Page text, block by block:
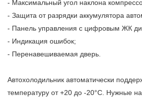
- Максимальный угол наклона
- Защита от разрядки аккумулятора
- Панель управления с цифровым ЖК
- Индикация ошибок;
- Перенавешиваемая дверь.
Автохолодильник автоматически
температуру от +20 до -20°C. Нужные